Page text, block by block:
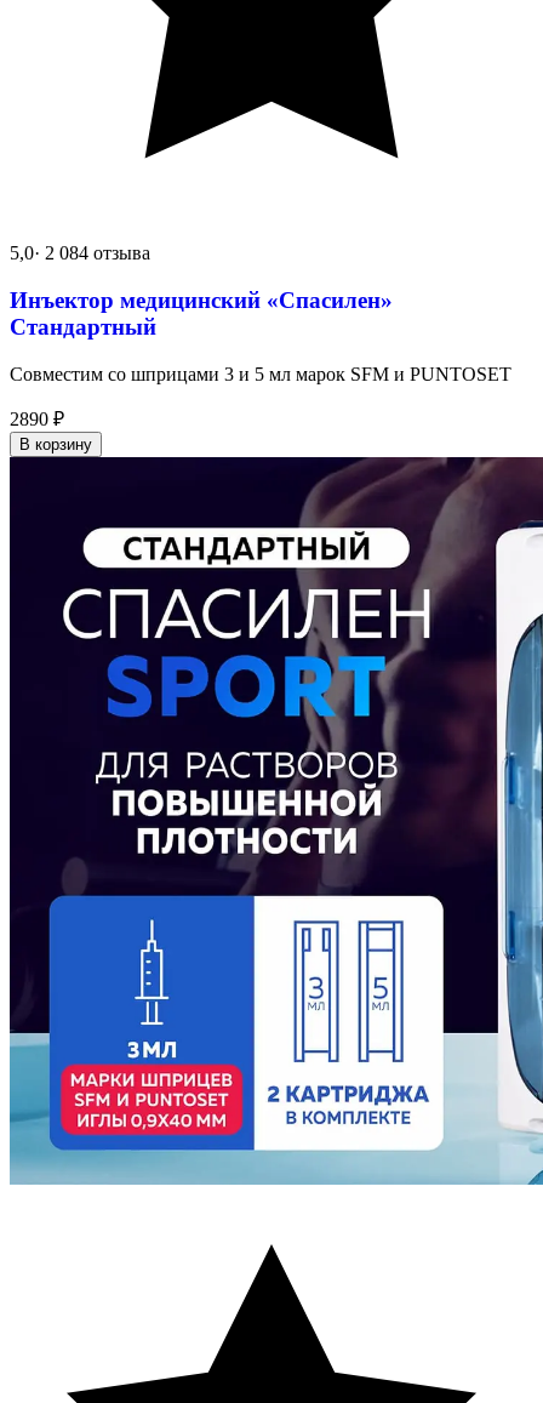
5,0· 2 084 отзыва
Инъектор медицинский «Спасилен»
Стандартный
Совместим со шприцами 3 и 5 мл марок SFM и PUNTOSET
2890 ₽
В корзину